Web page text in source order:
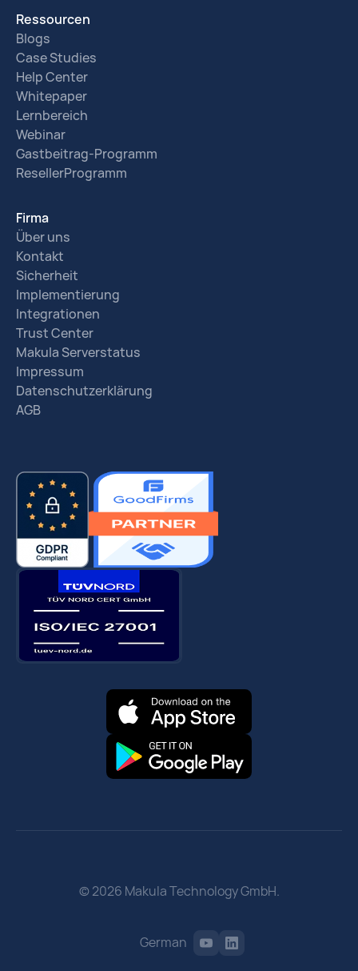
Ressourcen
Blogs
Case Studies
Help Center
Whitepaper
Lernbereich
Webinar
Gastbeitrag-Programm
ResellerProgramm
Firma
Über uns
Kontakt
Sicherheit
Implementierung
Integrationen
Trust Center
Makula Serverstatus
Impressum
Datenschutzerklärung
AGB
© 2026 Makula Technology GmbH.
German